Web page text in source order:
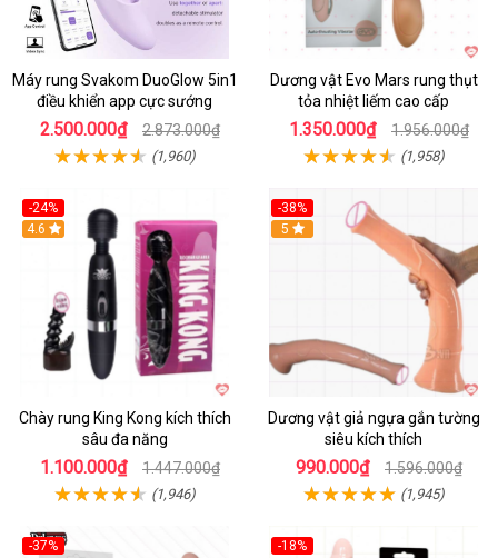
Máy rung Svakom DuoGlow 5in1
điều khiển app cực sướng
2.500.000₫ 2.873.000₫
(1,960)
Dương vật Evo Mars rung thụt
tỏa nhiệt liếm cao cấp
1.350.000₫ 1.956.000₫
(1,958)
-24%
4.6
Chày rung King Kong kích thích
sâu đa năng
1.100.000₫ 1.447.000₫
(1,946)
-38%
Hot
5
Dương vật giả ngựa gắn tường
siêu kích thích
990.000₫ 1.596.000₫
(1,945)
-37%
-18%